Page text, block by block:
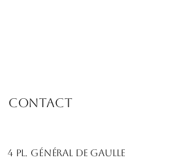
Contact
4 PL. Général de Gaulle